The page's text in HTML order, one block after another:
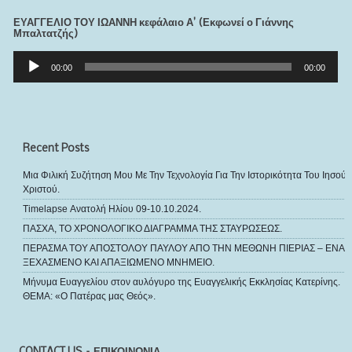
ΕΥΑΓΓΕΛΙΟ ΤΟΥ ΙΩΑΝΝΗ κεφάλαιο Α’ (Εκφωνεί ο Γιάννης
Μπαλτατζής)
Αναπαραγωγής
00:00 00:00
Recent Posts
Μια Φιλική Συζήτηση Μου Με Την Τεχνολογία Για Την Ιστορικότητα Του Ιησού
Χριστού.
Timelapse Ανατολή Ηλίου 09-10.10.2024.
ΠΑΣΧΑ, ΤΟ ΧΡΟΝΟΛΟΓΙΚΟ ΔΙΑΓΡΑΜΜΑ ΤΗΣ ΣΤΑΥΡΩΣΕΩΣ.
ΠΕΡΑΣΜΑ ΤΟΥ ΑΠΟΣΤΟΛΟΥ ΠΑΥΛΟΥ ΑΠΟ ΤΗΝ ΜΕΘΩΝΗ ΠΙΕΡΙΑΣ – ΕΝΑ
ΞΕΧΑΣΜΕΝΟ ΚΑΙ ΑΠΑΞΙΩΜΕΝΟ ΜΝΗΜΕΙΟ.
Μήνυμα Ευαγγελίου στον αυλόγυρο της Ευαγγελικής Εκκλησίας Κατερίνης.
ΘΕΜΑ: «Ο Πατέρας μας Θεός».